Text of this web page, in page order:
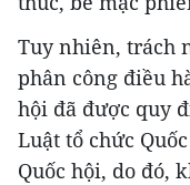
Tuy nhiên, trách
phân công điều
hội đã được quy
Luật tổ chức
Quốc hội, do đó,